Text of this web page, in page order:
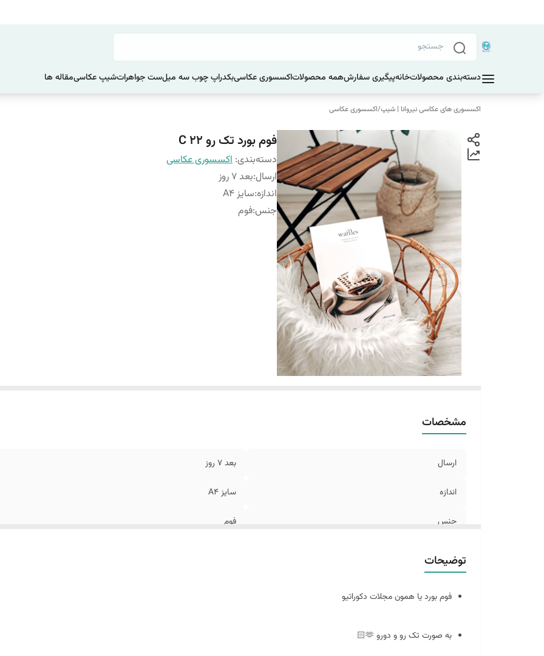
دسته‌بندی محصولاتخانهپیگیری سفارشهمه محصولاتاکسسوری عکاسیبکدراپ چوب سه میلست جواهراتشیپ عکاسیمقاله ها
اکسسوری های عکاسی نیروانا | شیپ/اکسسوری عکاسی
فوم بورد تک رو C 22
دسته‌بندی: اکسسوری عکاسی
ارسال:بعد 7 روز
اندازه:سایز A4
جنس:فوم
مشخصات
ارسال بعد 7 روز
اندازه سایز A4
جنس فوم
توضیحات
فوم بورد یا همون مجلات دکوراتیو
به صورت تک رو و دورو 🫶🏻